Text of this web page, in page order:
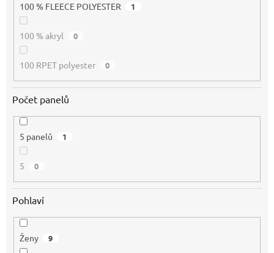
100 % FLEECE POLYESTER 1
100 % akryl 0
100 RPET polyester 0
Počet panelů
5 panelů 1
5 0
Pohlaví
Ženy 9